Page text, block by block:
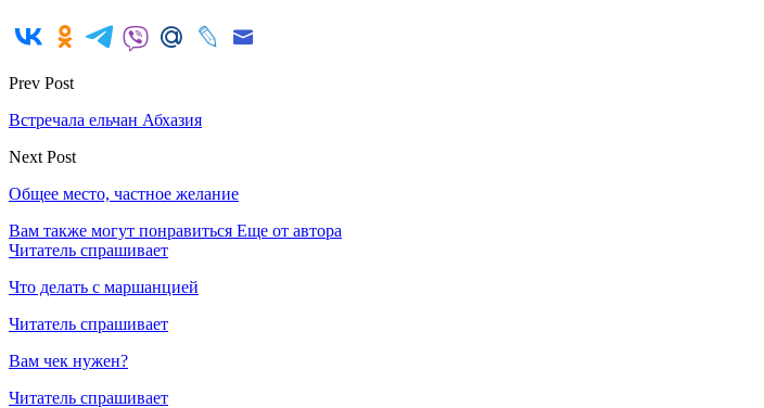
Prev Post
Встречала ельчан Абхазия
Next Post
Общее место, частное желание
Вам также могут понравиться Еще от автора
Читатель спрашивает
Что делать с маршанцией
Читатель спрашивает
Вам чек нужен?
Читатель спрашивает